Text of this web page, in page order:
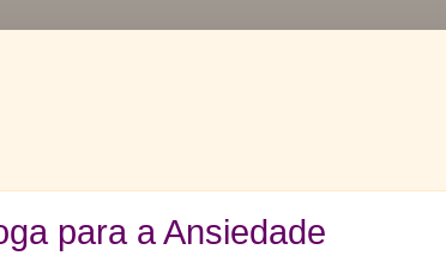
para a Ansiedade